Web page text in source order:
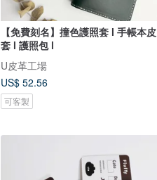
【免費刻名】撞色護照套 l 手帳本皮
套 l 護照包 l
U皮革工場
US$ 52.56
可客製